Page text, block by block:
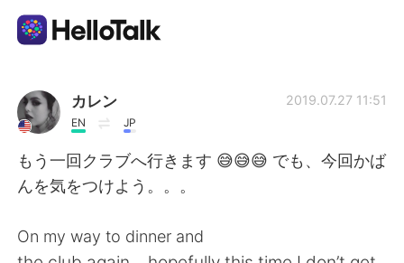
Appli d'échange linguistique
AI Grammar Checker
Français
カレン
EN JP
2019.07.27 11:51
もう一回クラブへ行きます 😅😅😅 でも、今回かば
んを気をつけよう。。。
On my way to dinner and